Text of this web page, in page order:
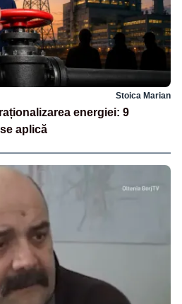
Stoica Marian
energiei: 9
aplică